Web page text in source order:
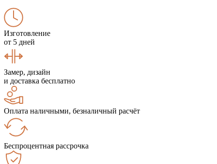
Изготовление
от 5 дней
Замер, дизайн
и доставка бесплатно
Оплата наличными, безналичный расчёт
Беспроцентная рассрочка